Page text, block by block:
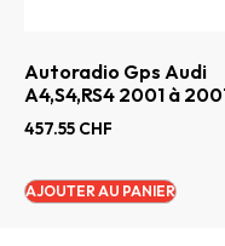
Autoradio Gps Audi
A4,S4,RS4 2001 à
457.55 CHF
AJOUTER AU PANIER